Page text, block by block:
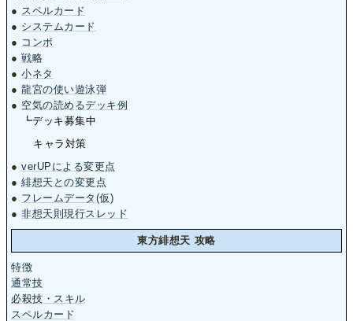
● スペルカード
● システムカード
● コンボ
●戦略
●小ネタ
●龍宮の使い遊泳弾
● 空気の読めるデッキ例
┗デッキ募集中
キャラ対策
●verUPによる変更点
●緋想天との変更点
● フレームデータ(仮)
●非想天則現行スレッド
東方緋想天 攻略
特徴
通常技
必殺技・スキル
スペルカード